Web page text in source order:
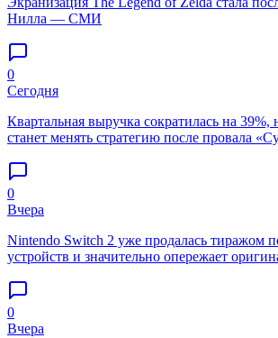
Нилла — СМИ
0
Сегодня
Квартальная выручка сократилась на 39%,
станет менять стратегию после провала
0
Вчера
Nintendo Switch 2 уже продалась тиражом
устройств и значительно опережает
0
Вчера